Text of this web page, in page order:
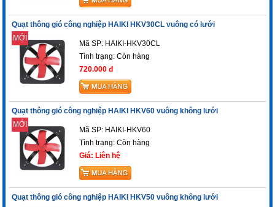
Quạt thông gió công nghiệp HAIKI HKV30CL vuông có lưới
MỚI
Mã SP: HAIKI-HKV30CL
Tình trạng:Còn hàng
720.000 đ
Quạt thông gió công nghiệp HAIKI HKV60 vuông không lưới
MỚI
Mã SP: HAIKI-HKV60
Tình trạng:Còn hàng
Giá: Liên hệ
Quạt thông gió công nghiệp HAIKI HKV50 vuông không lưới